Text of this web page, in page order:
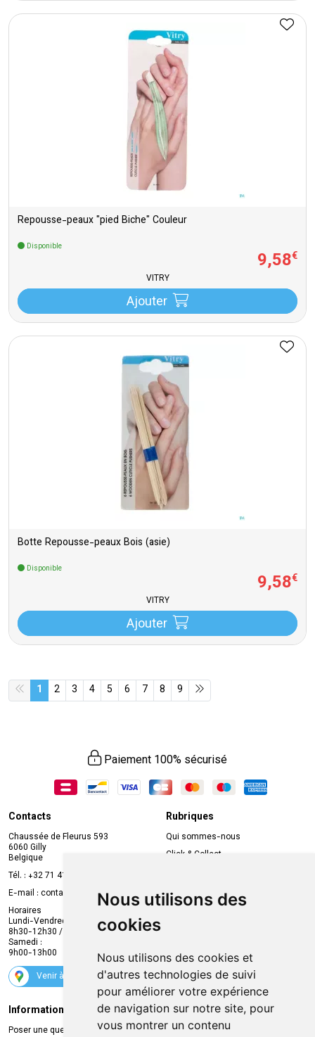
Nous utilisons des
cookies
Nous utilisons des cookies et
d'autres technologies de suivi
pour améliorer votre expérience
de navigation sur notre site, pour
vous montrer un contenu
Repousse-peaux "pied Biche" Couleur
Disponible
9,58€
VITRY
Ajouter
Botte Repousse-peaux Bois (asie)
Disponible
9,58€
VITRY
Ajouter
1 2 3 4 5 6 7 8 9
Paiement 100% sécurisé
Contacts
Chaussée de Fleurus 593
6060 Gilly
Belgique
Tél. : +32 71 41 32 10
E-mail : contact
mvapharma.be
Horaires
Lundi-Vendredi :
8h30-12h30 / 13h30-18h30
Samedi :
9h00-13h00
Venir à la pharmacie
Rubriques
Qui sommes-nous
Click & Collect
Compte professionnel
Envoi d’ordonnance
Suivez-nous
Informations légales
Poser une question
Livraison
Retrait à la pharmacie